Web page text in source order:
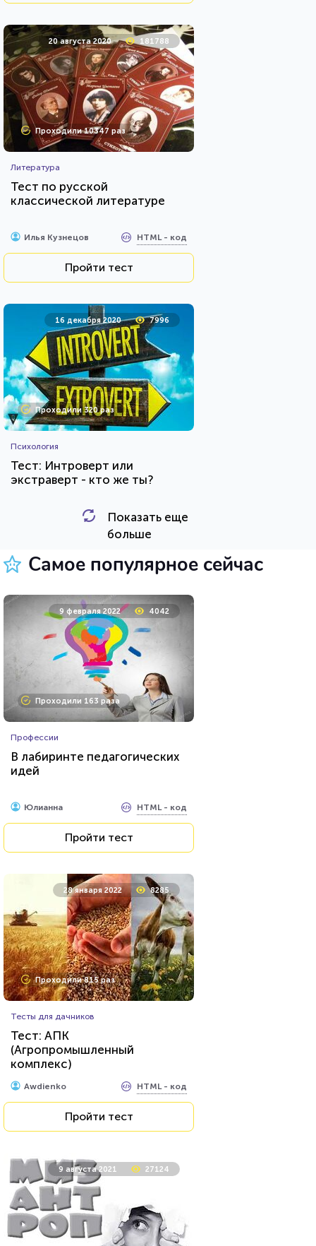
20 августа 2020 181788
Проходили 10347 раз
Литература
Тест по русской
классической литературе
Илья Кузнецов HTML - код
Пройти тест
16 декабря 2020 7996
Проходили 320 раз
Психология
Тест: Интроверт или
экстраверт - кто же ты?
HTML - код
11 мая 2020
Проходили 9897 раз
Тест на знание советского
фильма «Иван Васильевич
меняет профессию»
Пройти тест
30 октября 2020 12439
Проходили 1016 раз
Сможете ли вы стать
писателем?
Пройти тест
23 марта 2021
Показать еще
больше
Самое популярное сейчас
9 февраля 2022 4042
Проходили 163 раза
Профессии
В лабиринте педагогических
идей
Юлианна HTML - код
Пройти тест
28 января 2022 8285
Проходили 815 раз
Тесты для дачников
Тест: АПК
(Агропромышленный
комплекс)
Awdienko HTML - код
Пройти тест
9 августа 2021 27124